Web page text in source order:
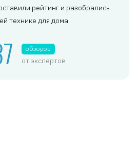
рейтинг и разобрались
технике для дома
обзоров
от экспертов